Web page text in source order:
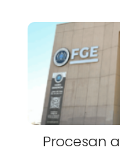
Procesan